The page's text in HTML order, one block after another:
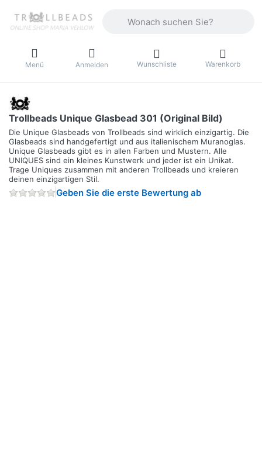
Menü Anmelden Wunschliste Warenkorb
Trollbeads Unique Glasbead 301 (Original Bild)
Die Unique Glasbeads von Trollbeads sind wirklich einzigartig. Die
Glasbeads sind handgefertigt und aus italienischem Muranoglas.
Unique Glasbeads gibt es in allen Farben und Mustern. Alle
UNIQUES sind ein kleines Kunstwerk und jeder ist ein Unikat.
Trage Uniques zusammen mit anderen Trollbeads und kreieren
deinen einzigartigen Stil.
Geben Sie die erste Bewertung ab